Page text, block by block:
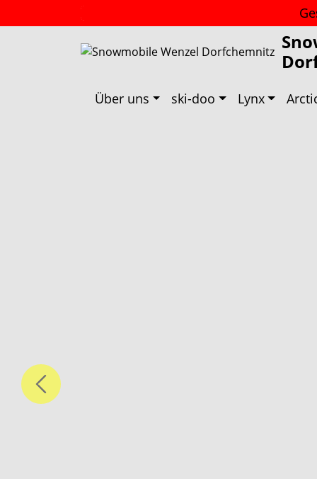
Über uns ski-doo Lynx